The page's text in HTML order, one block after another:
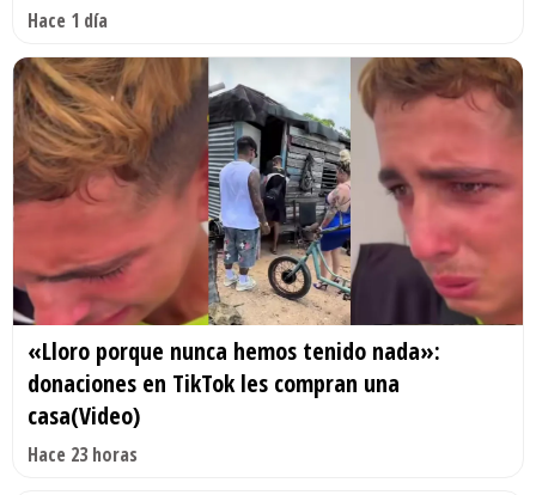
Hace 1 día
«Lloro porque nunca hemos tenido nada»:
donaciones en TikTok les compran una
casa(Video)
Hace 23 horas